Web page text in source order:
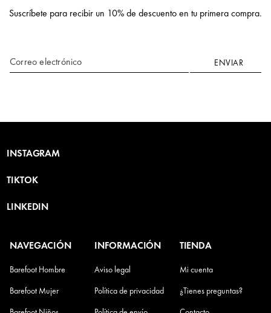
Suscríbete para recibir un 10% de descuento en tu primera compra.
Correo electrónico ENVIAR
INSTAGRAM
TIKTOK
LINKEDIN
NAVEGACIÓN
Barefoot Hombre
Barefoot Mujer
INFORMACIÓN
Aviso legal
Política de privacidad
TIENDA
Mi cuenta
¿Tienes preguntas?